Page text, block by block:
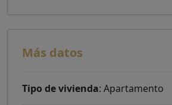
Más datos
Tipo de vivienda: Apartamento